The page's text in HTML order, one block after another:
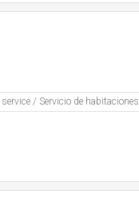
service / Servicio de habitaciones